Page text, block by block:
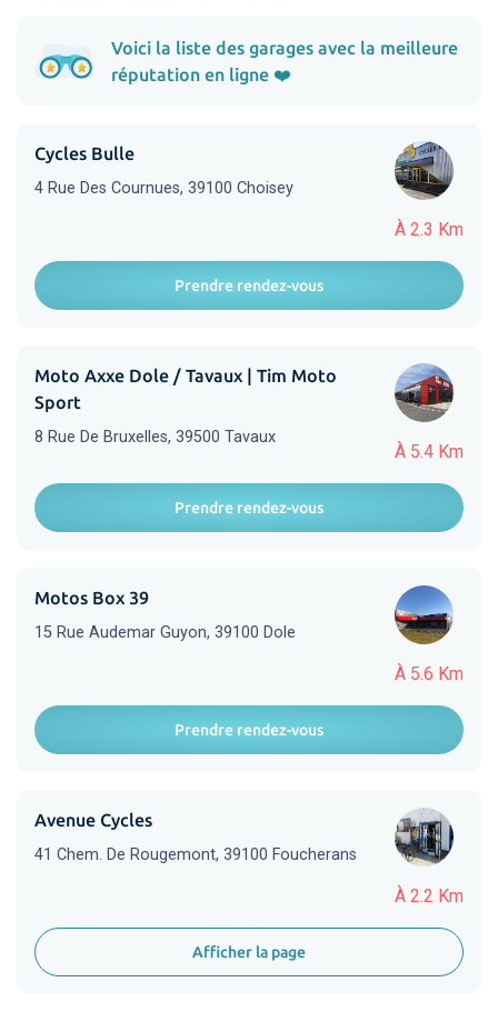
Voici la liste des garages avec la meilleure
réputation en ligne ❤️
À 2.3 Km
Cycles Bulle
4 Rue Des Cournues, 39100 Choisey
Prendre rendez-vous
À 5.4 Km
Moto Axxe Dole / Tavaux | Tim Moto
Sport
8 Rue De Bruxelles, 39500 Tavaux
Prendre rendez-vous
À 5.6 Km
Motos Box 39
15 Rue Audemar Guyon, 39100 Dole
Prendre rendez-vous
À 2.2 Km
Avenue Cycles
41 Chem. De Rougemont, 39100 Foucherans
Afficher la page